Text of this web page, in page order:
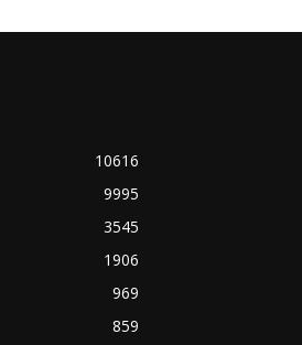
10616
9995
3545
1906
969
859